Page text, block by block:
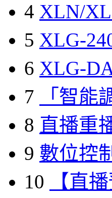
4 XLN/
5 XLG-
6 XLG-
7
「智能
8 直播重
9 數位控
10
【直